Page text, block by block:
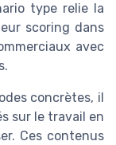
type relie la
scoring dans
avec
concrètes, il
sur le travail en
Ces contenus